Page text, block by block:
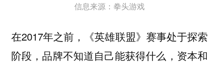
信息来源：拳头游戏
在2017年之前，《英雄联盟》赛事处于探索
阶段，品牌不知道自己能获得什么，资本和